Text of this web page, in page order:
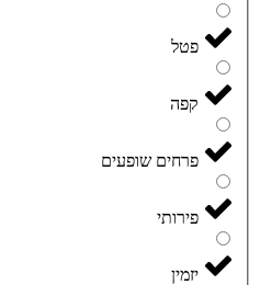
פטל
קפה
פרחים שופעים
פירותי
יזמין